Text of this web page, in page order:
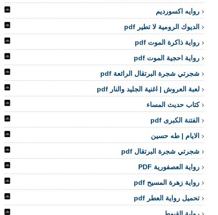
روايه اكسورديم
الديوك الرومية لا تطير pdf
رواية ذاكرة الموت pdf
رواية احجية الموت pdf
شجرتي شجرة البرتقال الرائعة pdf
لعبة العروش | اغنية الجليد والنار pdf
كتاب حديث المساء
الفتنة الكبرى pdf
الايام | طه حسين
شجرتي شجرة البرتقال pdf
رواية العصفورية PDF
رواية زهرة المسيح pdf
تحميل رواية العطر pdf